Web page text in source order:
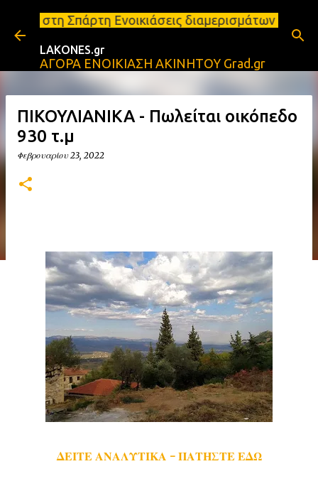
Μετάβαση στο κύριο περιεχόμενο
Ενοικιάσεις διαμερισμάτων Σπάρτη και
LAKONES.gr
ΑΓΟΡΑ ΕΝΟΙΚΙΑΣΗ ΑΚΙΝΗΤΟΥ Grad.gr
ΠΙΚΟΥΛΙΑΝΙΚΑ - Πωλείται οικόπεδο
930 τ.μ
Φεβρουαρίου 23, 2022
ΔΕΙΤΕ ΑΝΑΛΥΤΙΚΑ - ΠΑΤΗΣΤΕ ΕΔΩ